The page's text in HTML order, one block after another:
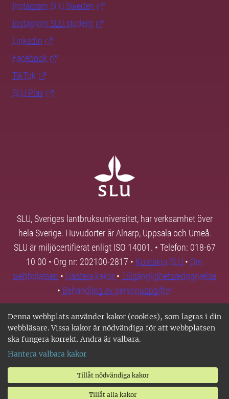
Denna webbplats använder kakor (cookies), som lagras i din
webbläsare. Vissa kakor är nödvändiga för att webbplatsen
ska fungera korrekt. Andra är valbara.
Hantera valbara kakor
Tillåt nödvändiga kakor
Tillåt alla kakor
Instagram SLU.Sweden
Instagram SLU.student
LinkedIn
Facebook
TikTok
SLU Play
SLU, Sveriges lantbruksuniversitet, har verksamhet över
hela Sverige. Huvudorter är Alnarp, Uppsala och Umeå.
SLU är miljöcertifierat enligt ISO 14001. • Telefon: 018-67
10 00 • Org nr: 202100-2817 • Kontakta SLU • Om
webbplatsen • Hantera kakor • Tillgänglighetsredogörelse
• Behandling av personuppgifter